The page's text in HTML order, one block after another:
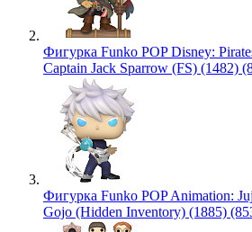
Фигурка Funko POP Disney:
Captain Jack Sparrow (FS) (1482)
Фигурка Funko POP Animation:
Gojo (Hidden Inventory) (1885)